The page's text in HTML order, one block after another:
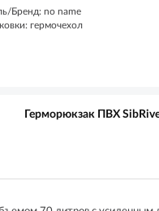
Бренд: no name
гермочехол
Герморюкзак ПВХ